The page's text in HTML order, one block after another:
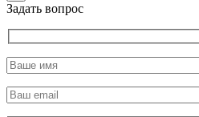
Задать вопрос